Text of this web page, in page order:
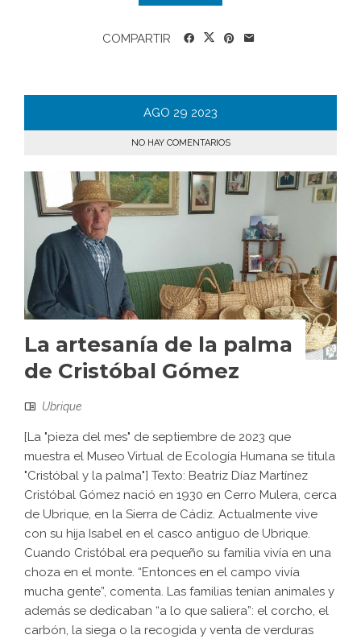
COMPARTIR
AGO 29 2023
NO HAY COMENTARIOS
La artesanía de la palma
de Cristóbal Gómez
Ubrique
[La "pieza del mes" de septiembre de 2023 que
muestra el Museo Virtual de Ecología Humana se titula
"Cristóbal y la palma"] Texto: Beatriz Díaz Martínez
Cristóbal Gómez nació en 1930 en Cerro Mulera, cerca
de Ubrique, en la Sierra de Cádiz. Actualmente vive
con su hija Isabel en el casco antiguo de Ubrique.
Cuando Cristóbal era pequeño su familia vivía en una
choza en el monte. “Entonces en el campo vivía
mucha gente”, comenta. Las familias tenían animales y
además se dedicaban “a lo que saliera”: el corcho, el
carbón, la siega o la recogida y venta de verduras